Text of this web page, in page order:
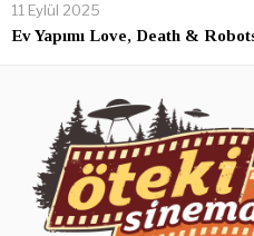
11 Eylül 2025
Ev Yapımı Love, Death &